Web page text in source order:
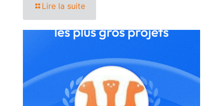
Lire la suite